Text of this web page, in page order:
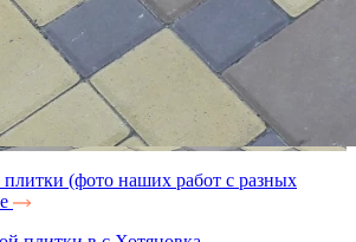
плитки (фото наших работ с разных